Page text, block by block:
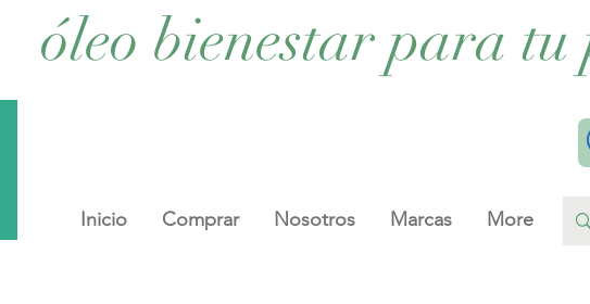
óleo bienestar para tu
Inicio Comprar Nosotros Marcas More